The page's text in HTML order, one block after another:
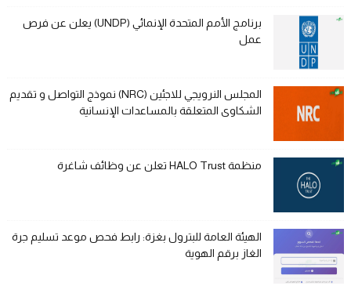
برنامج الأمم المتحدة الإنمائي (UNDP) يعلن عن فرص
عمل
المجلس النرويجي للاجئين (NRC) نموذج التواصل و تقديم
الشكاوى المتعلقة بالمساعدات الإنسانية
منظمة HALO Trust تعلن عن وظائف شاغرة
الهيئة العامة للبترول بغزة: رابط فحص موعد تسليم جرة
الغاز برقم الهوية